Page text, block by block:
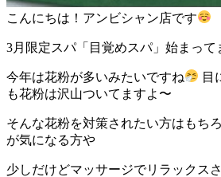
こんにちは！アンビシャン店です
3月限定スパ「目覚めスパ」始まって
今年は花粉が多いみたいですね
目
も花粉は沢山ついてますよ〜
そんな花粉を対策されたい方はもち
が気になる方や
少しだけどマッサージでリラックス